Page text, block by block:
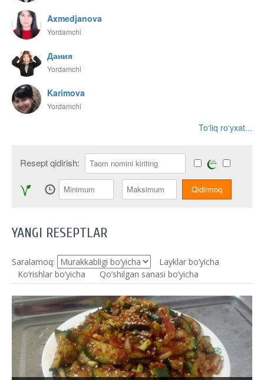
Axmedjanova
Yordamchi
Дания
Yordamchi
Karimova
Yordamchi
To‘liq ro‘yxat...
Resept qidirish:
YANGI RESEPTLAR
Saralamoq:
Layklar bo’yicha
Ko‘rishlar bo‘yicha
Qo’shilgan sanasi bo’yicha